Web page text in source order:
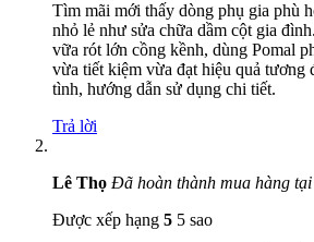
Tìm mãi mới thấy dòng phụ gia phù
nhỏ lẻ như sửa chữa dầm cột gia
vữa rót lớn cồng kềnh, dùng Pomal
vừa tiết kiệm vừa đạt hiệu quả tương
tình, hướng dẫn sử dụng chi tiết.
Trả lời
Lê Thọ Đã hoàn thành mua hàng
Được xếp hạng 5 5 sao